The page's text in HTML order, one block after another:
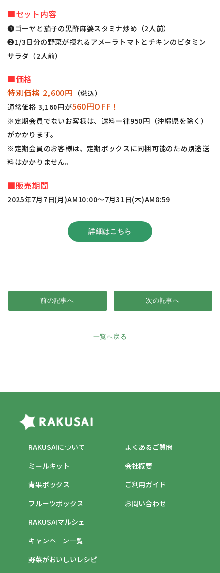
■セット内容
❶ゴーヤと茄子の黒酢麻婆スタミナ炒め（2人前）
❷1/3日分の野菜が摂れるアメーラトマトとチキンのビタミン
サラダ（2人前）
■価格
特別価格 2,600円 （税込）
通常価格 3,160円が560円OFF！
※定期会員でないお客様は、送料一律950円（沖縄県を除く）
がかかります。
※定期会員のお客様は、定期ボックスに同梱可能のため別途送
料はかかりません。
■販売期間
2025年7月7日(月)AM10:00～7月31日(木)AM8:59
詳細はこちら
前の記事へ
一覧へ戻る
次の記事へ
RAKUSAIについて
ミールキット
青果ボックス
フルーツボックス
RAKUSAIマルシェ
キャンペーン一覧
野菜がおいしいレシピ
よくあるご質問
ご利用ガイド
会社概要
お問い合わせ